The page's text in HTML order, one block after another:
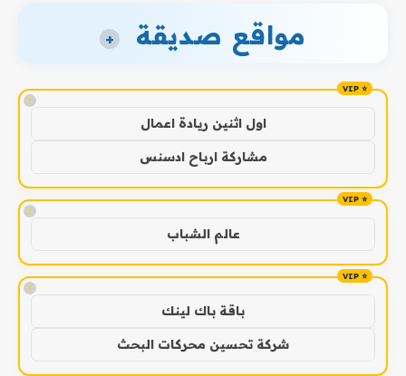
مواقع صديقة +
!
اول اثنين ريادة اعمال
مشاركة ارباح ادسنس
!
عالم الشباب
!
باقة باك لينك
شركة تحسين محركات البحث